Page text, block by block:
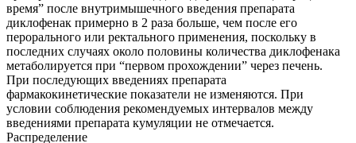
время” после внутримышечного введения препарата
диклофенак примерно в 2 раза больше, чем после его
перорального или ректального применения, поскольку в
последних случаях около половины количества диклофенака
метаболируется при “первом прохождении” через печень.
При последующих введениях препарата
фармакокинетические показатели не изменяются. При
условии соблюдения рекомендуемых интервалов между
введениями препарата кумуляции не отмечается.
Распределение